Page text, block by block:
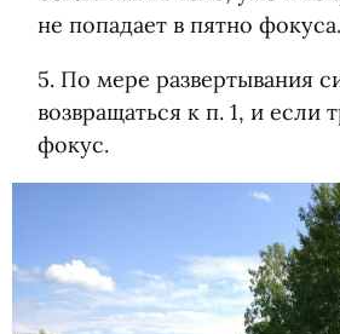
не попадает в пятно фокуса.
5. По мере развертывания
возвращаться к п. 1, и если
фокус.